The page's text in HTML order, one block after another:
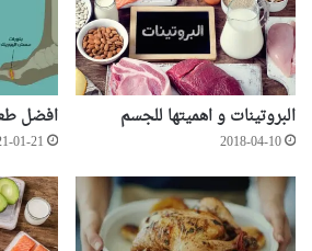
البروتينات و اهميتها للجسم
2018-04-10
افضل
01-21